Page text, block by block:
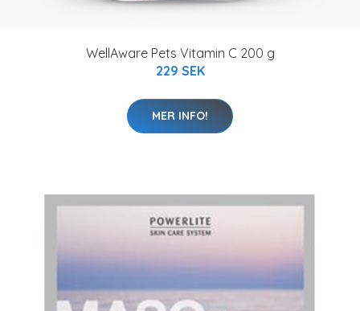
WellAware Pets Vitamin C 200 g
229 SEK
MER INFO!